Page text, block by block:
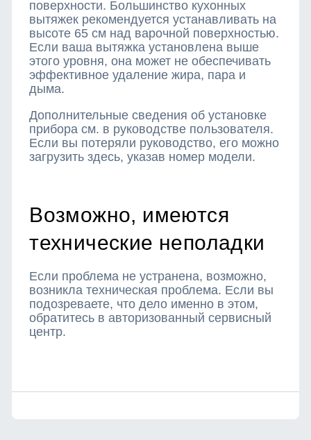
поверхности. Большинство кухонных
вытяжек рекомендуется устанавливать на
высоте 65 см над варочной поверхностью.
Если ваша вытяжка установлена выше
этого уровня, она может не обеспечивать
эффективное удаление жира, пара и
дыма.
Дополнительные сведения об установке
прибора см. в руководстве пользователя.
Если вы потеряли руководство, его можно
загрузить здесь, указав номер модели.
Возможно, имеются
технические неполадки
Если проблема не устранена, возможно,
возникла техническая проблема. Если вы
подозреваете, что дело именно в этом,
обратитесь в авторизованный сервисный
центр.